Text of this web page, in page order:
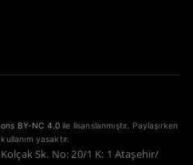
BY-NC 4.0 ile lisanslanmıştır. Paylaşırken
yasaktır.
Sk. No: 20/1 K: 1 Ataşehir/